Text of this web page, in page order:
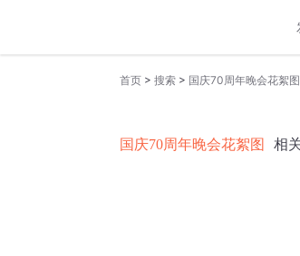
首页 > 搜索 > 国庆70周年晚会花絮图
国庆70周年晚会花絮图 相